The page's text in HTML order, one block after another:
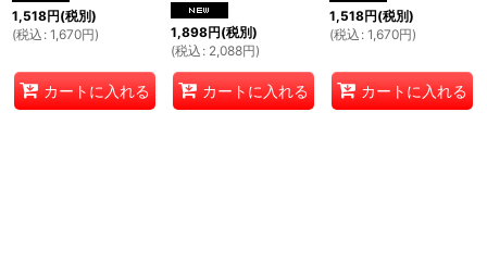
1,518円(税別)
(税込 : 1,670円)
カートに入れる
1,898円(税別)
(税込 : 2,088円)
カートに入れる
1,518円(税別)
(税込 : 1,670円)
カートに入れる